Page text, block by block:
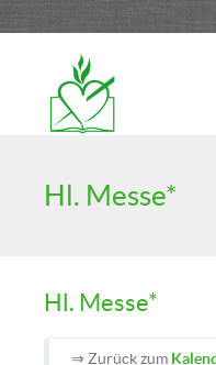
Hl. Messe*
Hl. Messe*
⇒ Zurück zum